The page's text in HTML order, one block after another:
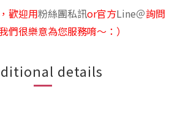
歡迎用粉絲團私訊or官方Line＠詢問
們很樂意為您服務唷～：）
details